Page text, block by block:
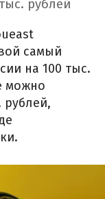
рублей
самый
на 100 тыс.
можно
рублей,